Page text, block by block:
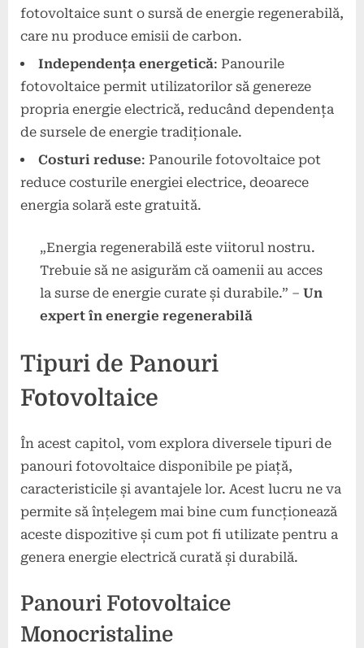
fotovoltaice sunt o sursă de energie regenerabilă,
care nu produce emisii de carbon.
Independența energetică: Panourile
fotovoltaice permit utilizatorilor să genereze
propria energie electrică, reducând dependența
de sursele de energie tradiționale.
Costuri reduse: Panourile fotovoltaice pot
reduce costurile energiei electrice, deoarece
energia solară este gratuită.
„Energia regenerabilă este viitorul nostru.
Trebuie să ne asigurăm că oamenii au acces
la surse de energie curate și durabile.” – Un
expert în energie regenerabilă
Tipuri de Panouri
Fotovoltaice
În acest capitol, vom explora diversele tipuri de
panouri fotovoltaice disponibile pe piață,
caracteristicile și avantajele lor. Acest lucru ne va
permite să înțelegem mai bine cum funcționează
aceste dispozitive și cum pot fi utilizate pentru a
genera energie electrică curată și durabilă.
Panouri Fotovoltaice
Monocristaline